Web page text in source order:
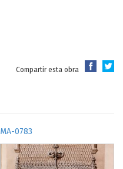
Compartir esta obra
MA-0783